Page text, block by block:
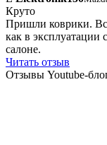
Круто
Пришли коврики.
как в эксплуатации
салоне.
Читать отзыв
Отзывы Youtube-